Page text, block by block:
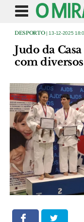
DESPORTO| 13-12-2025
Judo da
com